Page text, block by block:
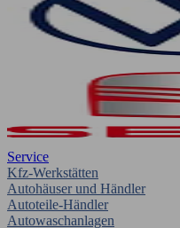
Service
Kfz-Werkstätten
Autohäuser und Händler
Autoteile-Händler
Autowaschanlagen